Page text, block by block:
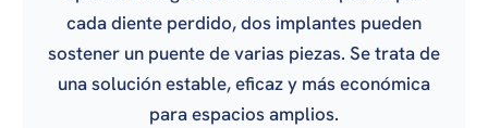
cada diente perdido, dos implantes pueden
sostener un puente de varias piezas. Se trata de
una solución estable, eficaz y más económica
para espacios amplios.